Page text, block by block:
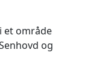
et område
og